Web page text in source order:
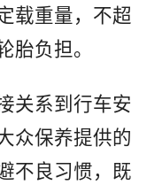
载重量，不超
负担。
关系到行车安
众保养提供的
不良习惯，既